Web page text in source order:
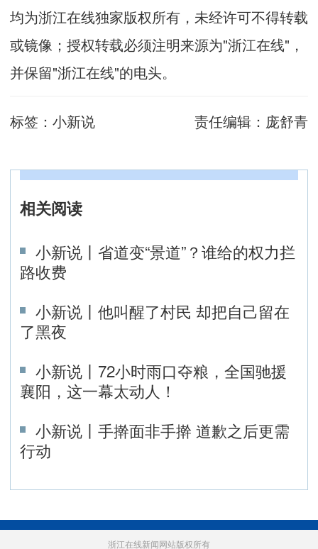
均为浙江在线独家版权所有，未经许可不得转载
或镜像；授权转载必须注明来源为"浙江在线"，
并保留"浙江在线"的电头。
标签： 小新说 责任编辑： 庞舒青
相关阅读
小新说丨省道变“景道”？谁给的权力拦
路收费
小新说丨他叫醒了村民 却把自己留在
了黑夜
小新说丨72小时雨口夺粮，全国驰援
襄阳，这一幕太动人！
小新说丨手擀面非手擀 道歉之后更需
行动
浙江在线新闻网站版权所有